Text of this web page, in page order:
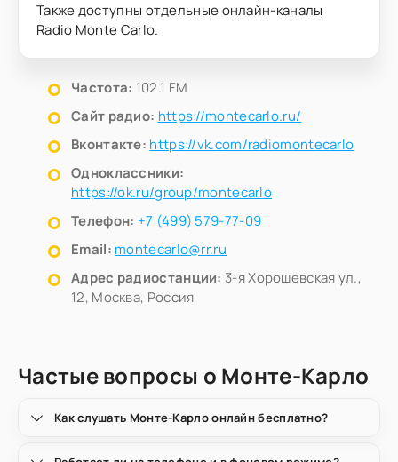
Также доступны отдельные онлайн-каналы
Radio Monte Carlo.
Частота: 102.1 FM
Сайт радио: https://montecarlo.ru/
Вконтакте: https://vk.com/radiomontecarlo
Одноклассники:
https://ok.ru/group/montecarlo
Телефон: +7 (499) 579-77-09
Email: montecarlo@rr.ru
Адрес радиостанции: 3-я Хорошевская ул.,
12, Москва, Россия
Частые вопросы о Монте-Карло
Как слушать Монте-Карло онлайн бесплатно?